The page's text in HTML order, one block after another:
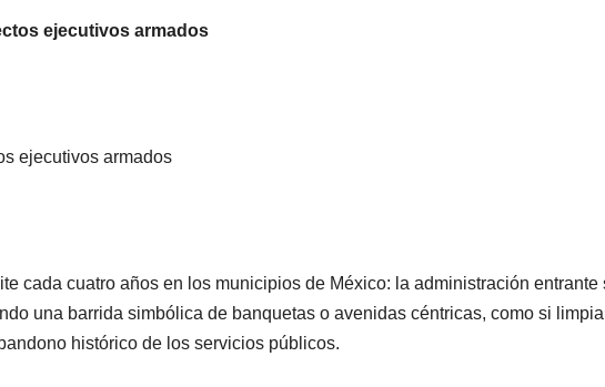
ejecutivos armados
ejecutivos armados
cada cuatro años en los municipios de México: la administración entrante
una barrida simbólica de banquetas o avenidas céntricas, como si
histórico de los servicios públicos.